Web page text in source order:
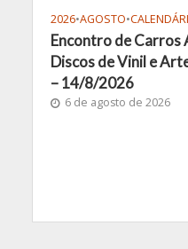
2026•AGOSTO•
Encontro de Carros
Discos de Vinil e
– 14/8/2026
6 de agosto de 2026